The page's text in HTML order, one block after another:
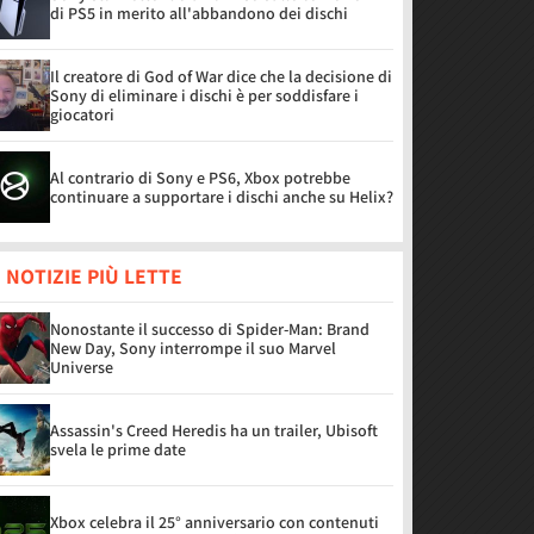
di PS5 in merito all'abbandono dei dischi
Il creatore di God of War dice che la decisione di
Sony di eliminare i dischi è per soddisfare i
giocatori
Al contrario di Sony e PS6, Xbox potrebbe
continuare a supportare i dischi anche su Helix?
NOTIZIE PIÙ LETTE
Nonostante il successo di Spider-Man: Brand
New Day, Sony interrompe il suo Marvel
Universe
Assassin's Creed Heredis ha un trailer, Ubisoft
svela le prime date
Xbox celebra il 25° anniversario con contenuti